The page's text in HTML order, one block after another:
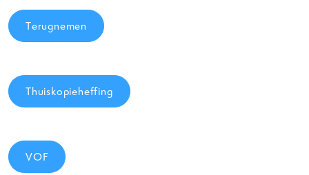
Terugnemen
Thuiskopieheffing
VOF